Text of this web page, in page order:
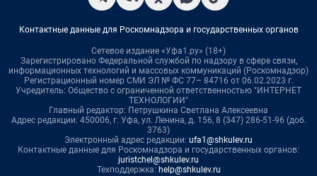
Контактные данные для Роскомнадзора и государственных органов
Сетевое издание «Уфа1.ру» (18+)
Зарегистрировано Федеральной службой по надзору в сфере связи,
информационных технологий и массовых коммуникаций (Роскомнадзор)
Регистрационный номер СМИ ЭЛ № ФС 77– 84716 от 06.02.2023 г.
Учредитель: Общество с ограниченной ответственностью "ИНТЕРНЕТ
ТЕХНОЛОГИИ"
Главный редактор: Петрушкина Светлана Алексеевна
Адрес редакции: 450006, г. Уфа, ул. Ленина, д. 156, 8 (347) 286-51-96 (доб.
3763)
Электронный адрес редакции: ufa1@shkulev.ru
Контактные данные для Роскомнадзора и государственных органов:
juristchel@shkulev.ru
Техподдержка: help@shkulev.ru